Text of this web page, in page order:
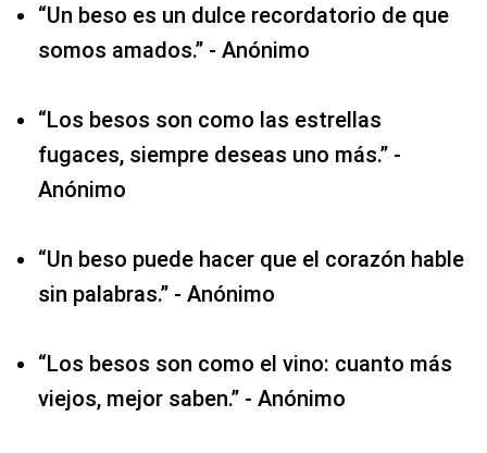
“Un beso es un dulce recordatorio de que
somos amados.” - Anónimo
“Los besos son como las estrellas
fugaces, siempre deseas uno más.” -
Anónimo
“Un beso puede hacer que el corazón hable
sin palabras.” - Anónimo
“Los besos son como el vino: cuanto más
viejos, mejor saben.” - Anónimo